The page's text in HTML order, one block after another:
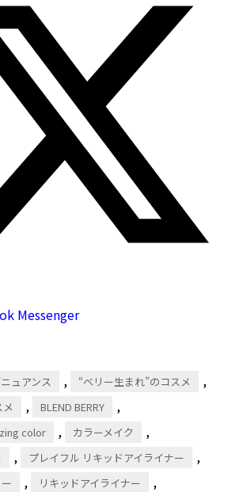
Messenger
ュアンス , “ベリー生まれ”のコスメ ,
, BLEND BERRY ,
color , カラーメイク ,
, プレイフル リキッドアイライナー ,
, リキッドアイライナー ,